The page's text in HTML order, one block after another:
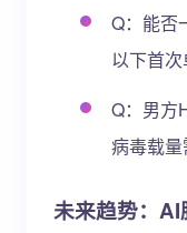
Q：能否
以下首
Q：男方
病毒载
未来趋势：